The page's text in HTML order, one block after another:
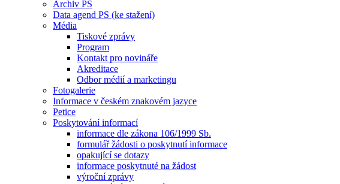
Archiv PS
Data agend PS (ke stažení)
Média
Tiskové zprávy
Program
Kontakt pro novináře
Akreditace
Odbor médií a marketingu
Fotogalerie
Informace v českém znakovém jazyce
Petice
Poskytování informací
informace dle zákona 106/1999 Sb.
formulář žádosti o poskytnutí informace
opakující se dotazy
informace poskytnuté na žádost
výroční zprávy